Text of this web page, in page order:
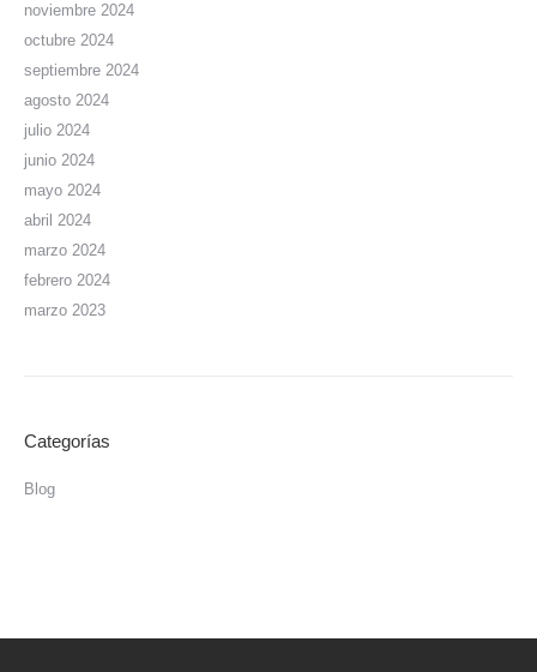
noviembre 2024
octubre 2024
septiembre 2024
agosto 2024
julio 2024
junio 2024
mayo 2024
abril 2024
marzo 2024
febrero 2024
marzo 2023
Categorías
Blog